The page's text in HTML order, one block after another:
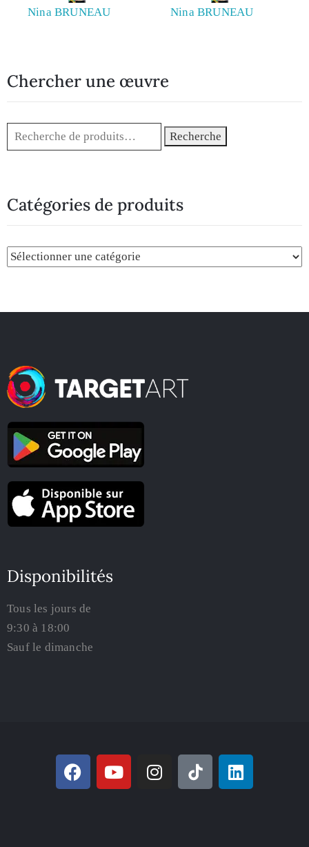
Nina BRUNEAU
Nina BRUNEAU
Chercher une œuvre
Recherche
Catégories de produits
Disponibilités
Tous les jours de
9:30 à 18:00
Sauf le dimanche